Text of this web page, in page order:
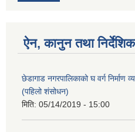
ऐन, कानुन तथा
छेडागाड नगरपालिकाको घ वर्ग निर्माण
(पहिलो शंसोधन)
मिति: 05/14/2019 - 15:00